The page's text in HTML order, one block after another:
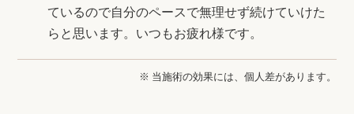
ているので自分のペースで無理せず続けていけた
らと思います。いつもお疲れ様です。
※ 当施術の効果には、個人差があります。